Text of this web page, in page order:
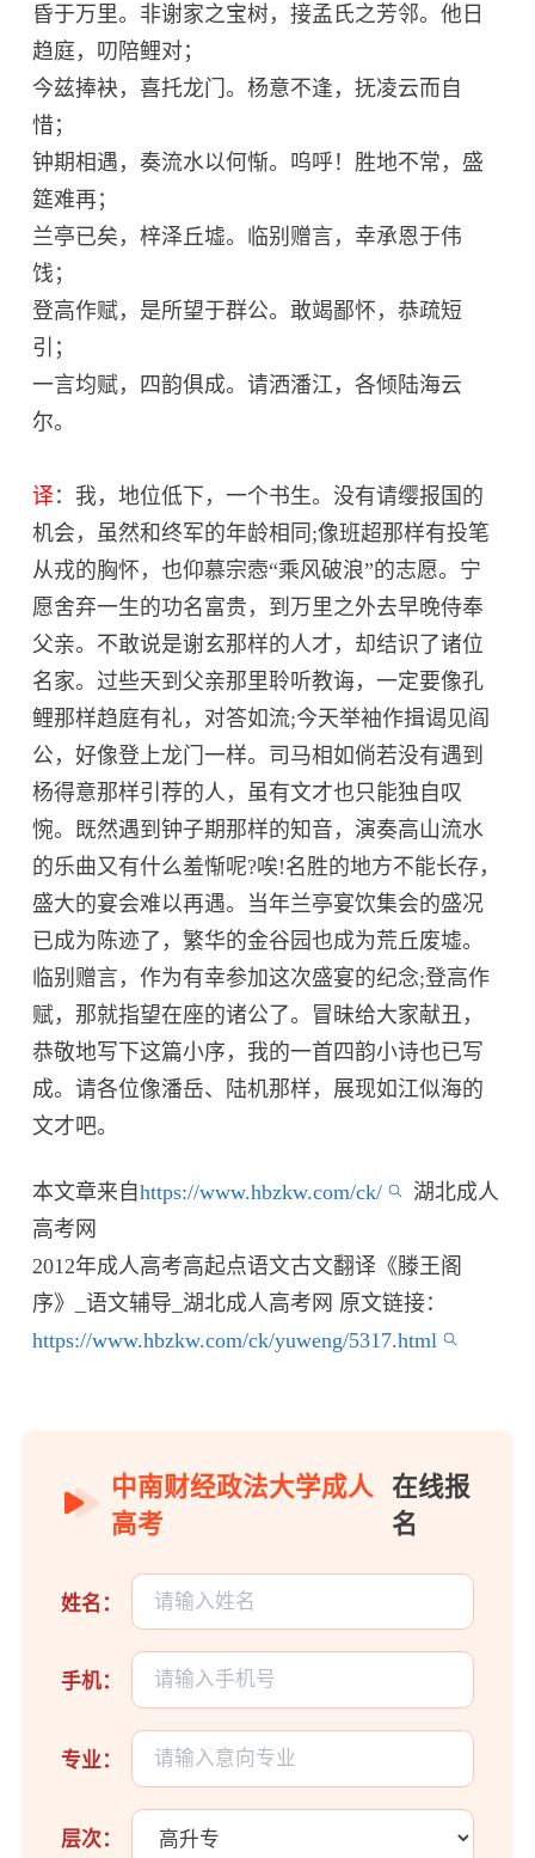
昏于万里。非谢家之宝树，接孟氏之芳邻。他日
趋庭，叨陪鲤对；
今兹捧袂，喜托龙门。杨意不逢，抚凌云而自
惜；
钟期相遇，奏流水以何惭。呜呼！胜地不常，盛
筵难再；
兰亭已矣，梓泽丘墟。临别赠言，幸承恩于伟
饯；
登高作赋，是所望于群公。敢竭鄙怀，恭疏短
引；
一言均赋，四韵俱成。请洒潘江，各倾陆海云
尔。
译：我，地位低下，一个书生。没有请缨报国的
机会，虽然和终军的年龄相同;像班超那样有投笔
从戎的胸怀，也仰慕宗悫“乘风破浪”的志愿。宁
愿舍弃一生的功名富贵，到万里之外去早晚侍奉
父亲。不敢说是谢玄那样的人才，却结识了诸位
名家。过些天到父亲那里聆听教诲，一定要像孔
鲤那样趋庭有礼，对答如流;今天举袖作揖谒见阎
公，好像登上龙门一样。司马相如倘若没有遇到
杨得意那样引荐的人，虽有文才也只能独自叹
惋。既然遇到钟子期那样的知音，演奏高山流水
的乐曲又有什么羞惭呢?唉!名胜的地方不能长存，
盛大的宴会难以再遇。当年兰亭宴饮集会的盛况
已成为陈迹了，繁华的金谷园也成为荒丘废墟。
临别赠言，作为有幸参加这次盛宴的纪念;登高作
赋，那就指望在座的诸公了。冒昧给大家献丑，
恭敬地写下这篇小序，我的一首四韵小诗也已写
成。请各位像潘岳、陆机那样，展现如江似海的
文才吧。
本文章来自https://www.hbzkw.com/ck/
湖北成人
高考网
2012年成人高考高起点语文古文翻译《滕王阁
序》_语文辅导_湖北成人高考网 原文链接：
https://www.hbzkw.com/ck/yuweng/5317.html
中南财经政法大学成人
高考
在线报
名
姓名：
手机：
专业：
层次：